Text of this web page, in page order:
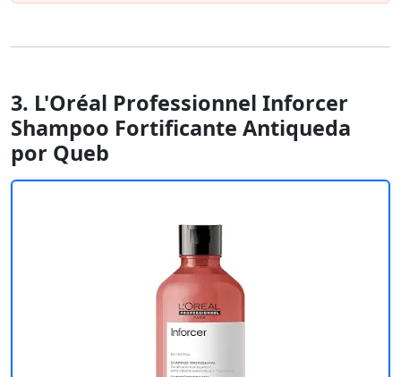
3. L'Oréal Professionnel Inforcer
Shampoo Fortificante Antiqueda
por Queb